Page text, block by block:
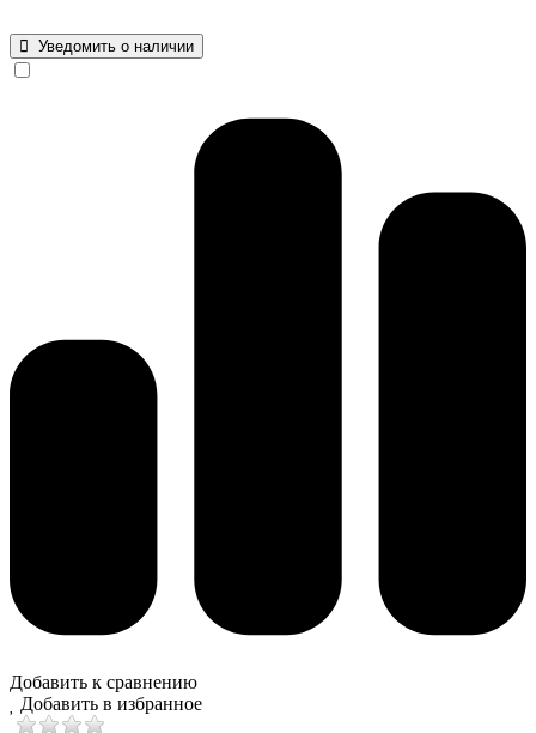
Уведомить о наличии
Добавить к сравнению
Добавить в избранное